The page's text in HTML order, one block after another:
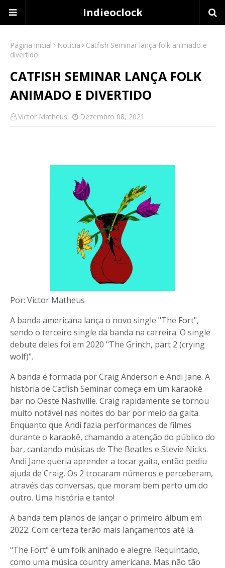
Indieoclock
Página inicial Notícia
Catfish Seminar lança folk animado e
divertido
CATFISH SEMINAR LANÇA FOLK
ANIMADO E DIVERTIDO
Victor Matheus Dezembro 08, 2021
Por: Victor Matheus
A banda americana lança o novo single "The Fort",
sendo o terceiro single da banda na carreira. O single
debute deles foi em 2020 "The Grinch, part 2 (crying
wolf)".
A banda é formada por Craig Anderson e Andi Jane. A
história de Catfish Seminar começa em um karaokê
bar no Oeste Nashville. Craig rapidamente se tornou
muito notável nas noites do bar por meio da gaita.
Enquanto que Andi fazia performances de filmes
durante o karaokê, chamando a atenção do público do
bar, cantando músicas de The Beatles e Stevie Nicks.
Andi Jane queria aprender a tocar gaita, então pediu
ajuda de Craig. Os 2 trocaram números e perceberam,
através das conversas, que moram bem perto um do
outro. Uma história e tanto!
A banda tem planos de lançar o primeiro álbum em
2022. Com certeza terão mais lançamentos até lá.
"The Fort" é um folk aninado e alegre. Requintado,
como uma música country americana. Mas não tão